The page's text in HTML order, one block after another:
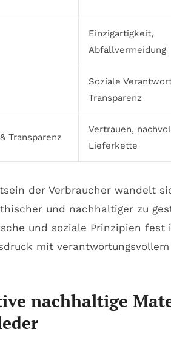
Einzigartigkeit,
Abfallvermeidung
Soziale
Transparenz
Transparenz
Vertrauen,
Lieferkette
der Verbraucher wandelt
und nachhaltiger zu
und soziale Prinzipien
mit
nachhaltige